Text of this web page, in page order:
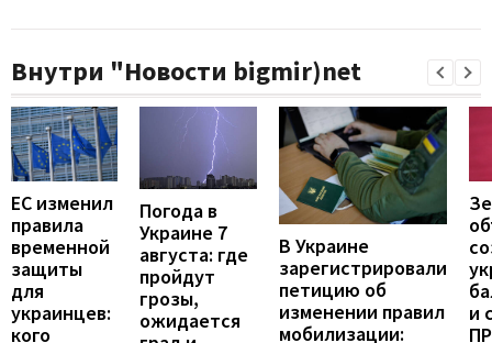
Внутри "Новости bigmir)net
ЕС изменил
правила
временной
защиты
для
украинцев:
кого
Погода в
Украине 7
августа: где
пройдут
грозы,
ожидается
В Украине
зарегистрировали
петицию об
изменении правил
мобилизации:
и